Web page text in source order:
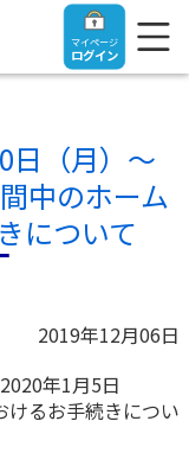
マイページ
ログイン
日（月）～
中のホーム
について
2019年12月06日
年1月5日
けるお手続きについ